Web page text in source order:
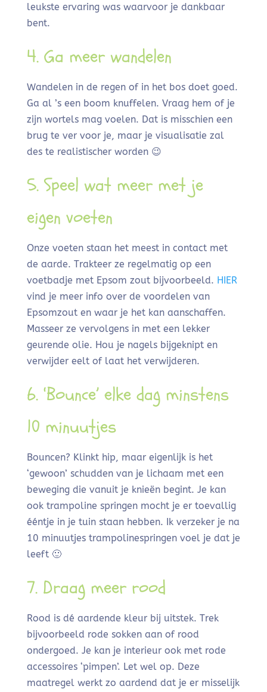
leukste ervaring was waarvoor je dankbaar
bent.
4. Ga meer wandelen
Wandelen in de regen of in het bos doet goed.
Ga al ’s een boom knuffelen. Vraag hem of je
zijn wortels mag voelen. Dat is misschien een
brug te ver voor je, maar je visualisatie zal
des te realistischer worden 😉
5. Speel wat meer met je
eigen voeten
Onze voeten staan het meest in contact met
de aarde. Trakteer ze regelmatig op een
voetbadje met Epsom zout bijvoorbeeld. HIER
vind je meer info over de voordelen van
Epsomzout en waar je het kan aanschaffen.
Masseer ze vervolgens in met een lekker
geurende olie. Hou je nagels bijgeknipt en
verwijder eelt of laat het verwijderen.
6. ‘Bounce’ elke dag minstens
10 minuutjes
Bouncen? Klinkt hip, maar eigenlijk is het
‘gewoon’ schudden van je lichaam met een
beweging die vanuit je knieën begint. Je kan
ook trampoline springen mocht je er toevallig
ééntje in je tuin staan hebben. Ik verzeker je na
10 minuutjes trampolinespringen voel je dat je
leeft 🙂
7. Draag meer rood
Rood is dé aardende kleur bij uitstek. Trek
bijvoorbeeld rode sokken aan of rood
ondergoed. Je kan je interieur ook met rode
accessoires ‘pimpen’. Let wel op. Deze
maatregel werkt zo aardend dat je er misselijk